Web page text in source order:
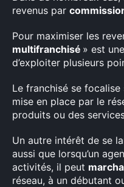
revenus par
Pour maximiser les
multifranchisé » est
d’exploiter plusieurs
Le franchisé se
mise en place par le
produits ou des
Un autre intérêt de se
aussi que lorsqu’un
activités, il peut
réseau, à un débutant